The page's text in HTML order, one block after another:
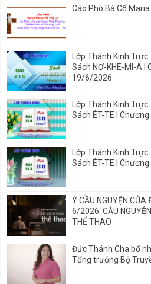
Cáo Phó Bà Cố
Lớp Thánh Kinh
Sách NƠ-KHE-MI-A I
19/6/2026
Lớp Thánh Kinh
Sách ÉT-TE I
Lớp Thánh Kinh Trực
Sách ÉT-TE |
Ý CẦU NGUYỆN
6/2026: CẦU
THỂ THAO
Đức Thánh Cha bổ
Tổng trưởng Bộ